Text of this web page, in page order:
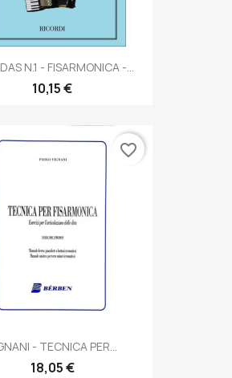
N.1 - FISARMONICA -...
10,15 €
- TECNICA PER...
18,05 €
favorite_border